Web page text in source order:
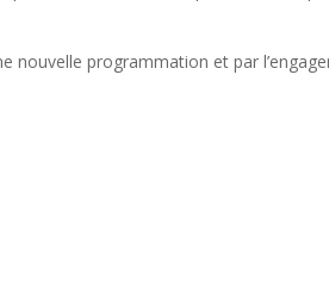
nouvelle programmation et par